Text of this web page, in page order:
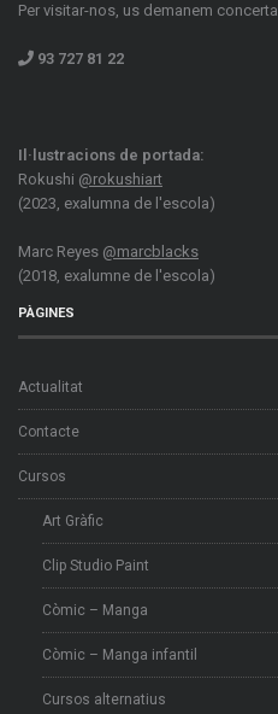
Per visitar-nos, us demanem
93 727 81 22
Il·lustracions de portada:
Rokushi @rokushiart
(2023, exalumna de l'escola)
Marc Reyes @marcblacks
(2018, exalumne de l'escola)
PÀGINES
Actualitat
Contacte
Cursos
Art Gràfic
Clip Studio Paint
Còmic – Manga
Còmic – Manga infantil
Cursos alternatius